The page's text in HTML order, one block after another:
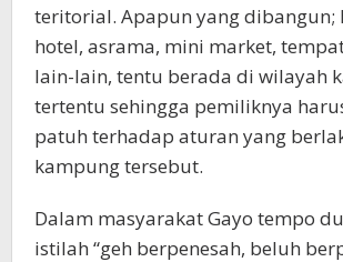
teritorial. Apapun yang dibangun;
hotel, asrama, mini market,
lain-lain, tentu berada di wilayah
tertentu sehingga pemiliknya
patuh terhadap aturan yang
kampung tersebut.
Dalam masyarakat Gayo tempo
istilah “geh berpenesah, beluh